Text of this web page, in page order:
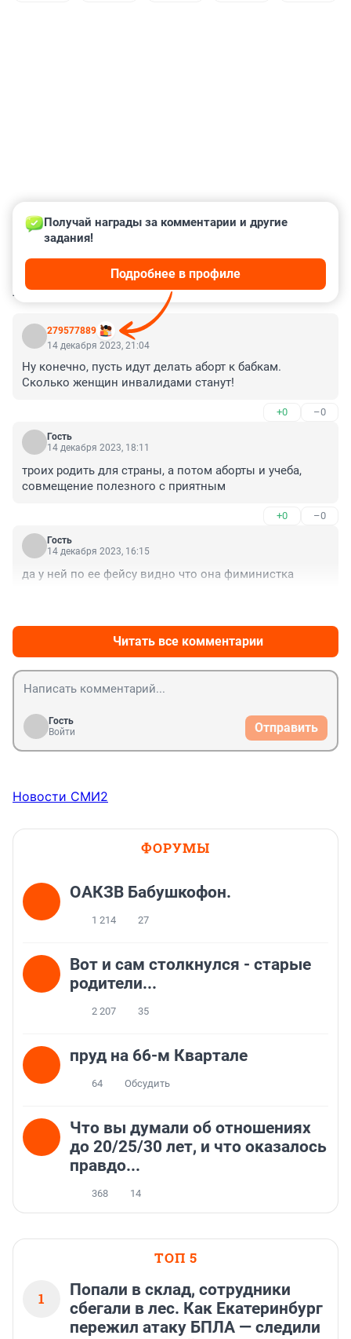
КОММЕНТАРИИ 197
279577889
Получай награды за комментарии и другие
задания!
Подробнее в профиле
14 декабря 2023, 21:04
Ну конечно, пусть идут делать аборт к бабкам.
Сколько женщин инвалидами станут!
+0 –0
Гость
14 декабря 2023, 18:11
троих родить для страны, а потом аборты и учеба,
совмещение полезного с приятным
+0 –0
Гость
14 декабря 2023, 16:15
да у ней по ее фейсу видно что она фиминистка
Читать все комментарии
Гость
Войти
Отправить
Новости СМИ2
ФОРУМЫ
ОАКЗВ Бабушкофон.
1 214 27
Вот и сам столкнулся - старые
родители...
2 207 35
пруд на 66-м Квартале
64 Обсудить
Что вы думали об отношениях
до 20/25/30 лет, и что оказалось
правдо...
368 14
ТОП 5
1
Попали в склад, сотрудники
сбегали в лес. Как Екатеринбург
пережил атаку БПЛА — следили